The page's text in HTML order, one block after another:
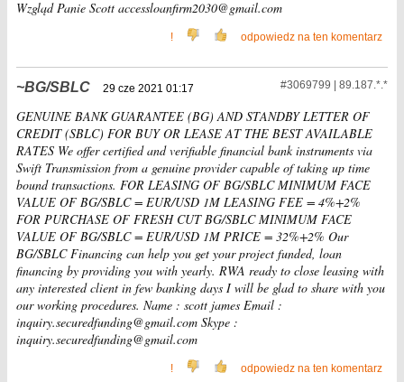
Wzgląd Panie Scott accessloanfirm2030@gmail.com
! odpowiedz na ten komentarz
BG/SBLC #3069799 | 89.187.*.*
29 cze 2021 01:17
GENUINE BANK GUARANTEE (BG) AND STANDBY LETTER OF
CREDIT (SBLC) FOR BUY OR LEASE AT THE BEST AVAILABLE
RATES We offer certified and verifiable financial bank instruments via
Swift Transmission from a genuine provider capable of taking up time
bound transactions. FOR LEASING OF BG/SBLC MINIMUM FACE
VALUE OF BG/SBLC = EUR/USD 1M LEASING FEE = 4%+2%
FOR PURCHASE OF FRESH CUT BG/SBLC MINIMUM FACE
VALUE OF BG/SBLC = EUR/USD 1M PRICE = 32%+2% Our
BG/SBLC Financing can help you get your project funded, loan
financing by providing you with yearly. RWA ready to close leasing with
any interested client in few banking days I will be glad to share with you
our working procedures. Name : scott james Email :
inquiry.securedfunding@gmail.com Skype :
inquiry.securedfunding@gmail.com
! odpowiedz na ten komentarz